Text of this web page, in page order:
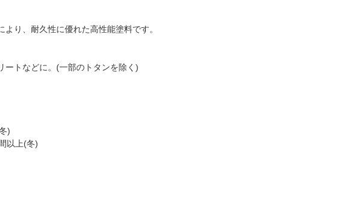
り、耐久性に優れた高性能塗料です。
ートなどに。(一部のトタンを除く)
)
以上(冬)